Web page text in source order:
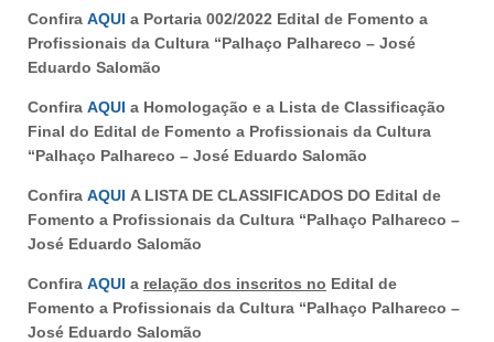
Confira AQUI a Portaria 002/2022 Edital de Fomento a
Profissionais da Cultura “Palhaço Palhareco – José
Eduardo Salomão
Confira AQUI a Homologação e a Lista de Classificação
Final do Edital de Fomento a Profissionais da Cultura
“Palhaço Palhareco – José Eduardo Salomão
Confira AQUI A LISTA DE CLASSIFICADOS DO Edital de
Fomento a Profissionais da Cultura “Palhaço Palhareco –
José Eduardo Salomão
Confira AQUI a relação dos inscritos no Edital de
Fomento a Profissionais da Cultura “Palhaço Palhareco –
José Eduardo Salomão